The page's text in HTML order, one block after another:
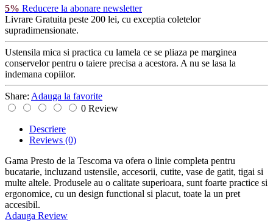
5% Reducere la abonare newsletter
Livrare Gratuita peste 200 lei, cu exceptia coletelor
supradimensionate.
Ustensila mica si practica cu lamela ce se pliaza pe marginea
conservelor pentru o taiere precisa a acestora. A nu se lasa la
indemana copiilor.
Share: Adauga la favorite
0 Review
Descriere
Reviews (0)
Gama Presto de la Tescoma va ofera o linie completa pentru
bucatarie, incluzand ustensile, accesorii, cutite, vase de gatit, tigai si
multe altele. Produsele au o calitate superioara, sunt foarte practice si
ergonomice, cu un design functional si placut, toate la un pret
accesibil.
Adauga Review